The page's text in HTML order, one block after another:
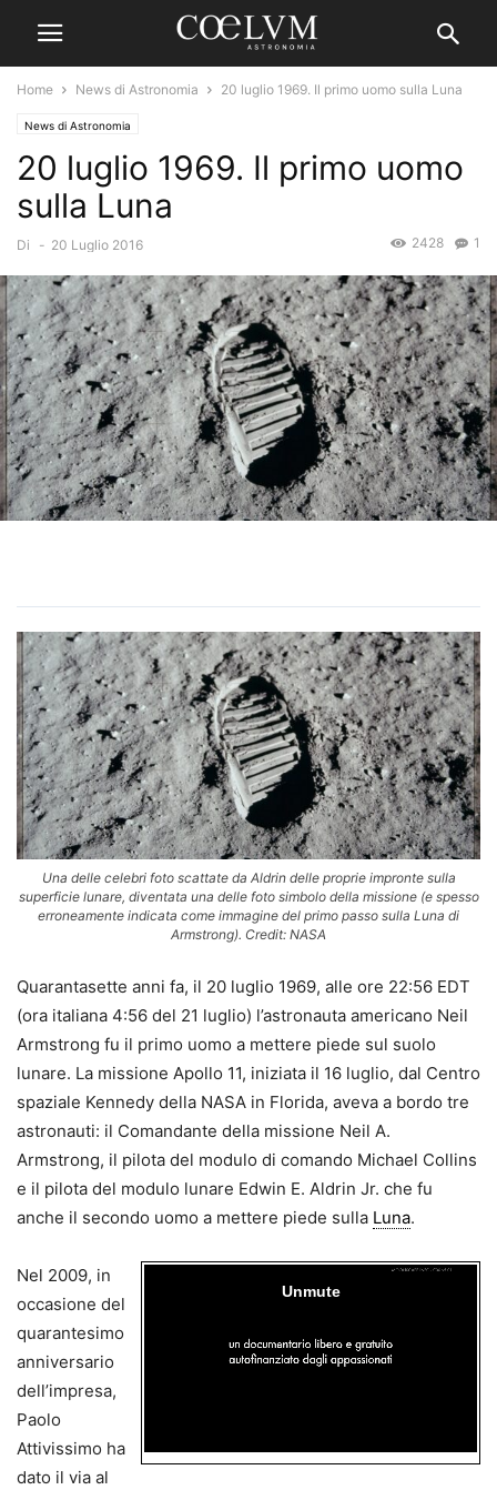
Home News di Astronomia 20 luglio 1969. Il primo uomo sulla Luna
News di Astronomia
20 luglio 1969. Il primo uomo
sulla Luna
Di - 20 Luglio 2016 1
2428
Una delle celebri foto scattate da Aldrin delle proprie impronte sulla
superficie lunare, diventata una delle foto simbolo della missione (e spesso
erroneamente indicata come immagine del primo passo sulla Luna di
Armstrong). Credit: NASA
Quarantasette anni fa, il 20 luglio 1969, alle ore 22:56 EDT
(ora italiana 4:56 del 21 luglio) l’astronauta americano Neil
Armstrong fu il primo uomo a mettere piede sul suolo
lunare. La missione Apollo 11, iniziata il 16 luglio, dal Centro
spaziale Kennedy della NASA in Florida, aveva a bordo tre
astronauti: il Comandante della missione Neil A.
Armstrong, il pilota del modulo di comando Michael Collins
e il pilota del modulo lunare Edwin E. Aldrin Jr. che fu
anche il secondo uomo a mettere piede sulla Luna.
Nel 2009, in
occasione del
quarantesimo
anniversario
dell’impresa,
Paolo
Attivissimo ha
dato il via al